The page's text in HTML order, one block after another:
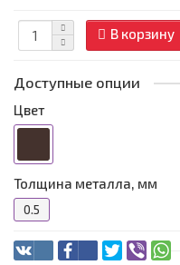
В корзину
Доступные опции
Цвет
Толщина металла, мм
0.5